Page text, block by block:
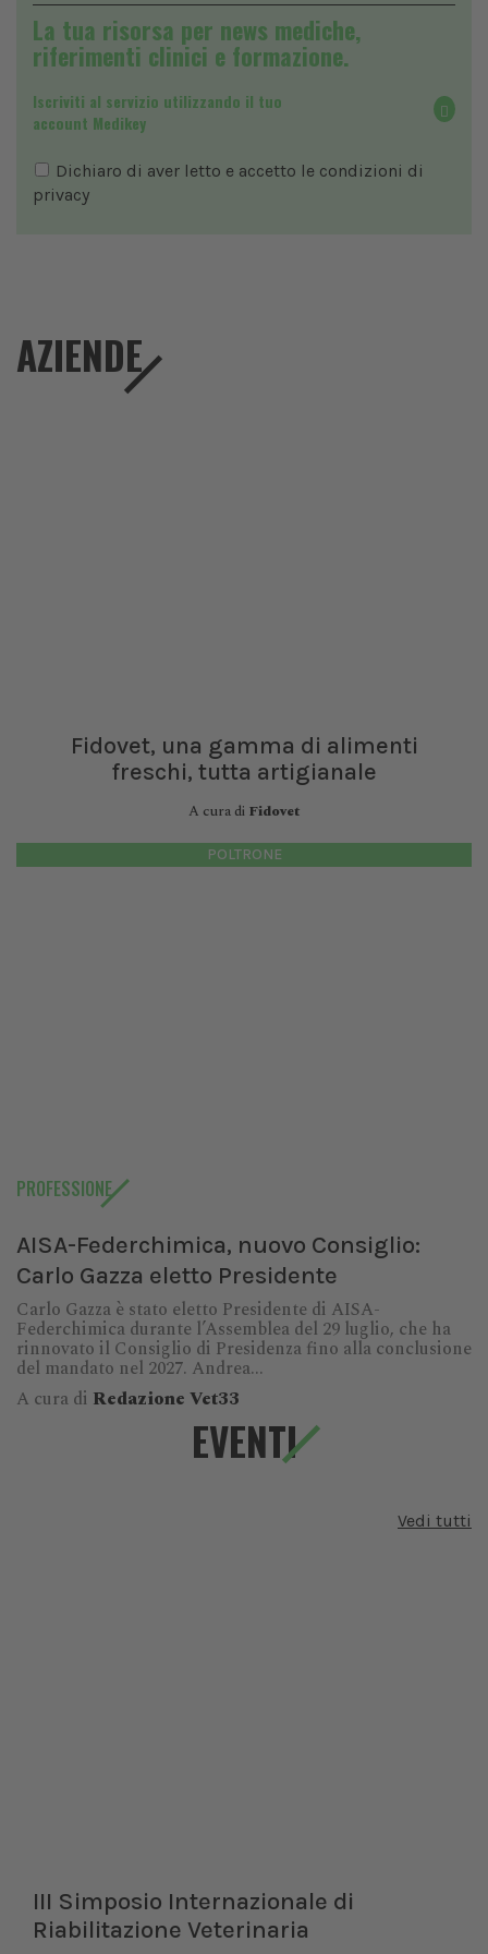
La tua risorsa per news mediche,
riferimenti clinici e formazione.
Iscriviti al servizio utilizzando il tuo
account Medikey
Dichiaro di aver letto e accetto le condizioni di
privacy
AZIENDE
Fidovet, una gamma di alimenti
freschi, tutta artigianale
A cura di Fidovet
POLTRONE
PROFESSIONE
AISA-Federchimica, nuovo Consiglio:
Carlo Gazza eletto Presidente
Carlo Gazza è stato eletto Presidente di AISA-
Federchimica durante l’Assemblea del 29 luglio, che ha
rinnovato il Consiglio di Presidenza fino alla conclusione
del mandato nel 2027. Andrea...
A cura di Redazione Vet33
EVENTI
Vedi tutti
Internazionale di
Veterinaria